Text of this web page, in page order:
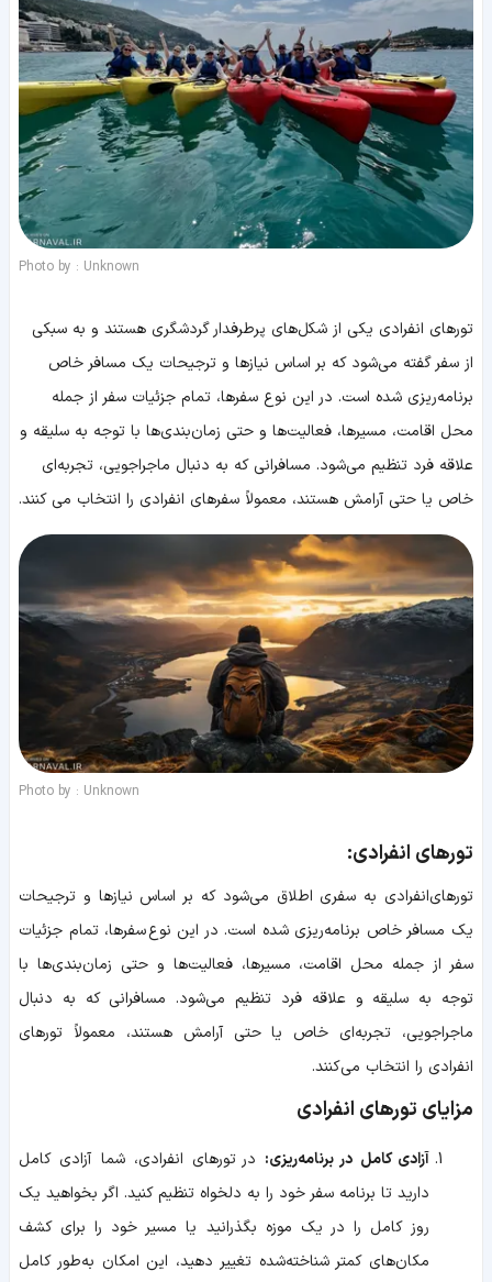
Photo by : Unknown
تورهای‌ انفرادی یکی از شکل‌های پرطرفدار گردشگری هستند و به سبکی
از سفر گفته می‌شود که بر اساس نیازها و ترجیحات یک مسافر خاص
برنامه‌ریزی شده است. در این نوع سفرها، تمام جزئیات سفر از جمله
محل اقامت، مسیرها، فعالیت‌ها و حتی زمان‌بندی‌ها با توجه به سلیقه و
علاقه فرد تنظیم می‌شود. مسافرانی که به دنبال ماجراجویی، تجربه‌ای
خاص یا حتی آرامش هستند، معمولاً سفرهای انفرادی را انتخاب می کنند.
Photo by : Unknown
تورهای انفرادی:
تورهای‌انفرادی به سفری اطلاق می‌شود که بر اساس نیازها و ترجیحات
یک مسافر خاص برنامه‌ریزی شده است. در این نوع سفرها، تمام جزئیات
سفر از جمله محل اقامت، مسیرها، فعالیت‌ها و حتی زمان‌بندی‌ها با
توجه به سلیقه و علاقه فرد تنظیم می‌شود. مسافرانی که به دنبال
ماجراجویی، تجربه‌ای خاص یا حتی آرامش هستند، معمولاً تورهای
انفرادی را انتخاب می‌کنند.
مزایای تورهای انفرادی
آزادی کامل در برنامه‌ریزی: در تورهای‌ انفرادی، شما آزادی کامل
دارید تا برنامه سفر خود را به دلخواه تنظیم کنید. اگر بخواهید یک
روز کامل را در یک موزه بگذرانید یا مسیر خود را برای کشف
مکان‌های کمتر شناخته‌شده تغییر دهید، این امکان به‌طور کامل